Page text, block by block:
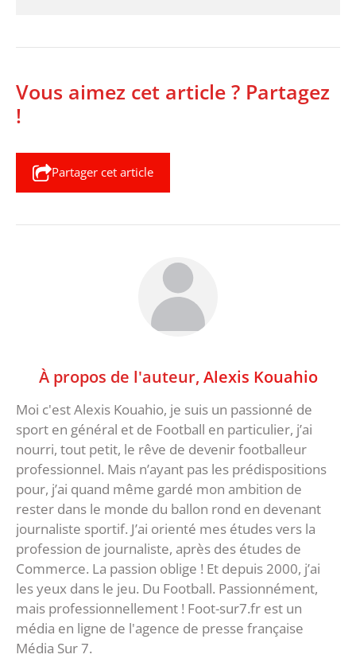
Vous aimez cet article ? Partagez
!
Partager cet article
À propos de l'auteur, Alexis Kouahio
Moi c'est Alexis Kouahio, je suis un passionné de
sport en général et de Football en particulier, j’ai
nourri, tout petit, le rêve de devenir footballeur
professionnel. Mais n’ayant pas les prédispositions
pour, j’ai quand même gardé mon ambition de
rester dans le monde du ballon rond en devenant
journaliste sportif. J’ai orienté mes études vers la
profession de journaliste, après des études de
Commerce. La passion oblige ! Et depuis 2000, j’ai
les yeux dans le jeu. Du Football. Passionnément,
mais professionnellement ! Foot-sur7.fr est un
média en ligne de l'agence de presse française
Média Sur 7.